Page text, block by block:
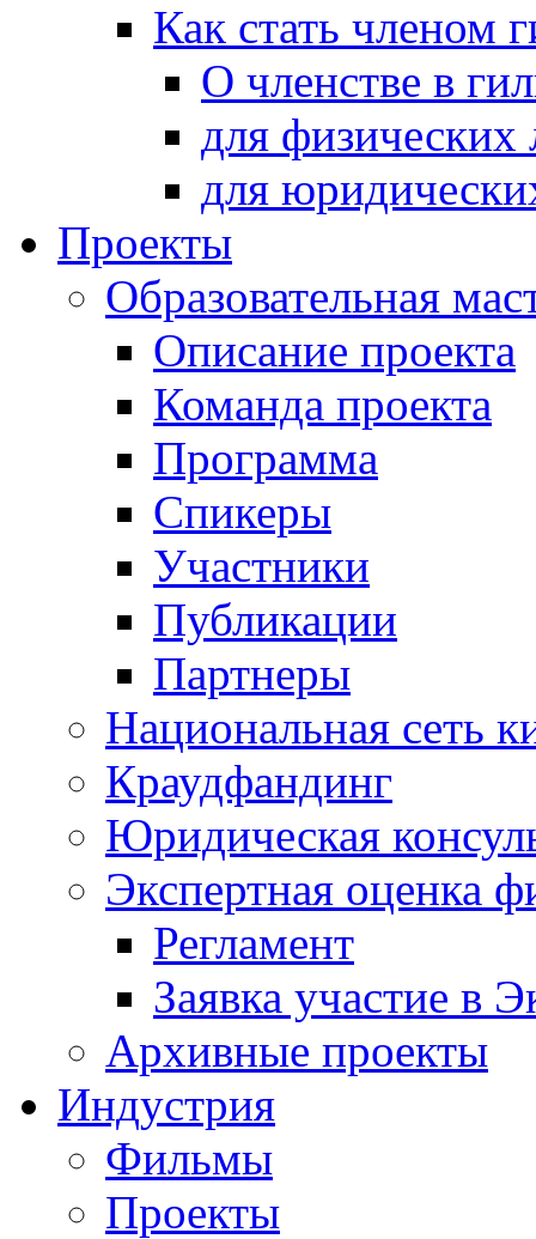
Как стать членом
О членстве в
для физических
для
Проекты
Образовательная
Описание проекта
Команда проекта
Программа
Спикеры
Участники
Публикации
Партнеры
Национальная сеть
Краудфандинг
Юридическая
Экспертная оценка
Регламент
Заявка участие в
Архивные проекты
Индустрия
Фильмы
Проекты